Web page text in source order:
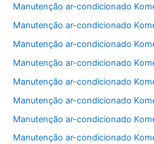
Manutenção ar-condicionado
Manutenção ar-condicionado
Manutenção ar-condicionado
Manutenção ar-condicionado
Manutenção ar-condicionado
Manutenção ar-condicionado
Manutenção ar-condicionado
Manutenção ar-condicionado